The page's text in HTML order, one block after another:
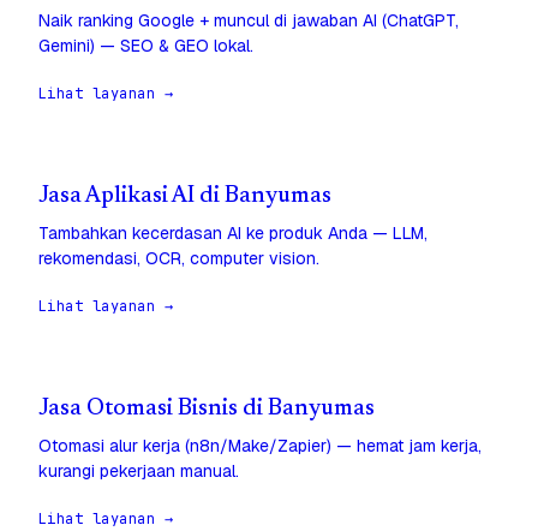
Naik ranking Google + muncul di jawaban AI (ChatGPT,
Gemini) — SEO & GEO lokal.
Lihat layanan →
Jasa Aplikasi AI di Banyumas
Tambahkan kecerdasan AI ke produk Anda — LLM,
rekomendasi, OCR, computer vision.
Lihat layanan →
Jasa Otomasi Bisnis di Banyumas
Otomasi alur kerja (n8n/Make/Zapier) — hemat jam kerja,
kurangi pekerjaan manual.
Lihat layanan →